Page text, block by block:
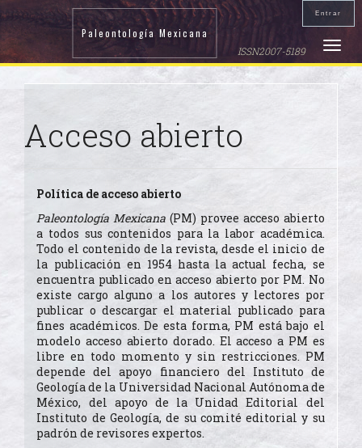
Navegación
principal
Contenido
principal
Entrar
Toggle
Paleontología Mexicana
ISSN2007-5189
Acceso abierto
Política de acceso abierto
Paleontología Mexicana (PM) provee acceso abierto
a todos sus contenidos para la labor académica.
Todo el contenido de la revista, desde el inicio de
la publicación en 1954 hasta la actual fecha, se
encuentra publicado en acceso abierto por PM. No
existe cargo alguno a los autores y lectores por
publicar o descargar el material publicado para
fines académicos. De esta forma, PM está bajo el
modelo acceso abierto dorado. El acceso a PM es
libre en todo momento y sin restricciones. PM
depende del apoyo financiero del Instituto de
Geología de la Universidad Nacional Autónoma de
México, del apoyo de la Unidad Editorial del
Instituto de Geología, de su comité editorial y su
padrón de revisores expertos.